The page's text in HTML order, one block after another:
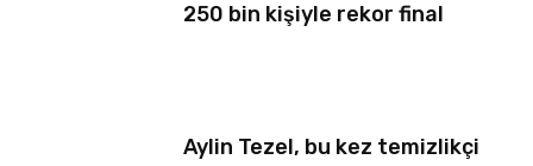
250 bin kişiyle rekor final
Aylin Tezel, bu kez temizlikçi